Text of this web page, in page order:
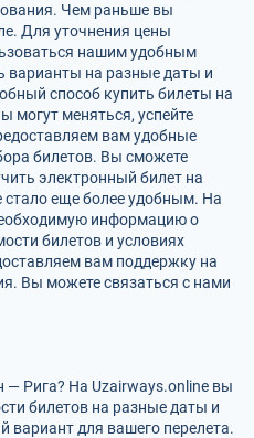
Чем раньше вы
Для уточнения цены
нашим удобным
варианты на разные даты и
способ купить билеты на
могут меняться, успейте
вам удобные
билетов. Вы сможете
электронный билет на
стало еще более удобным. На
информацию о
билетов и условиях
вам поддержку на
Вы можете связаться с нами
— Рига? На Uzairways.online вы
билетов на разные даты и
для вашего перелета.